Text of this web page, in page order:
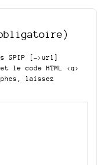
SPIP
[->url]
et le code HTML <q>
laissez